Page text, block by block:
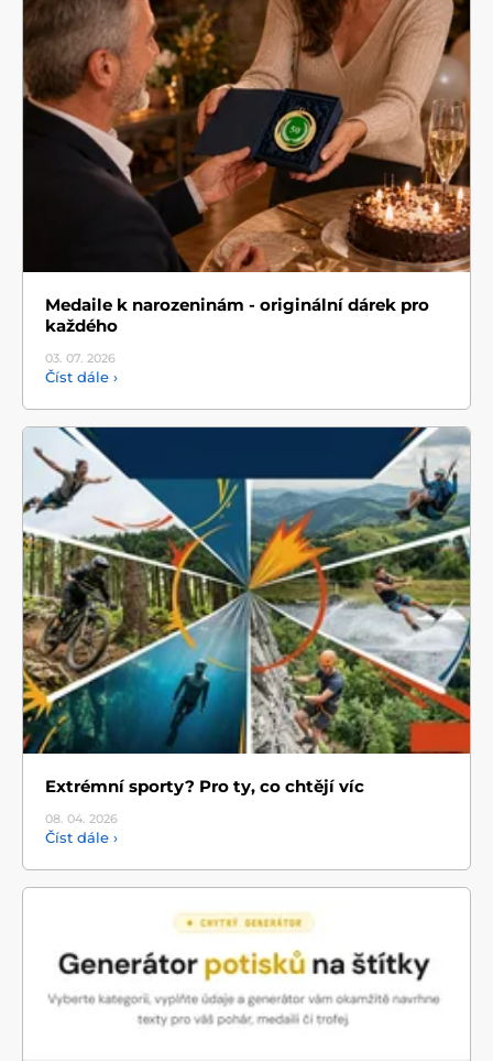
Medaile k narozeninám - originální dárek pro
každého
03. 07. 2026
Číst dále ›
Extrémní sporty? Pro ty, co chtějí víc
08. 04. 2026
Číst dále ›